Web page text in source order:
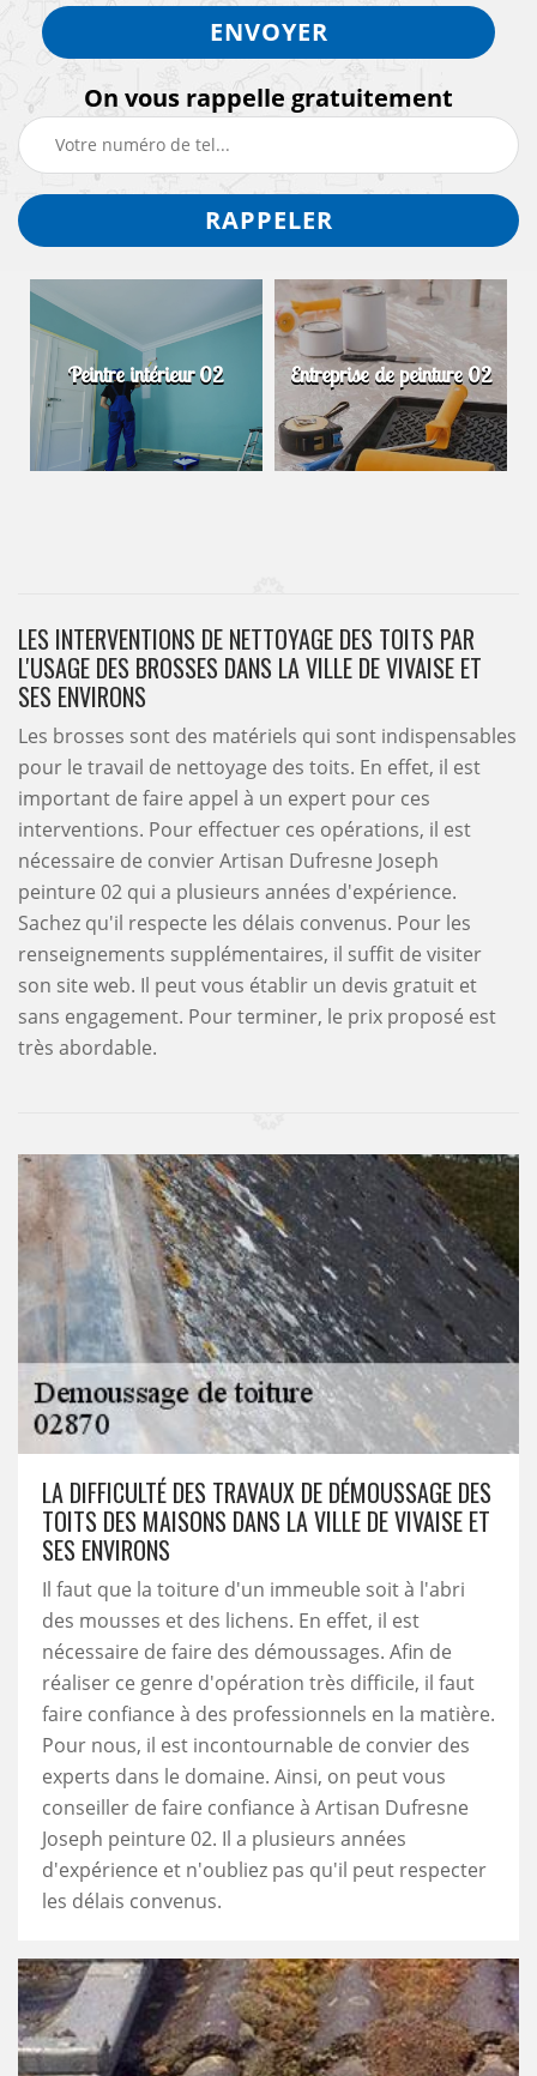
On vous rappelle gratuitement
Peintre intérieur 02 Entreprise de peinture 02
LES INTERVENTIONS DE NETTOYAGE DES TOITS PAR
L'USAGE DES BROSSES DANS LA VILLE DE VIVAISE ET
SES ENVIRONS
Les brosses sont des matériels qui sont indispensables
pour le travail de nettoyage des toits. En effet, il est
important de faire appel à un expert pour ces
interventions. Pour effectuer ces opérations, il est
nécessaire de convier Artisan Dufresne Joseph
peinture 02 qui a plusieurs années d'expérience.
Sachez qu'il respecte les délais convenus. Pour les
renseignements supplémentaires, il suffit de visiter
son site web. Il peut vous établir un devis gratuit et
sans engagement. Pour terminer, le prix proposé est
très abordable.
LA DIFFICULTÉ DES TRAVAUX DE DÉMOUSSAGE DES
TOITS DES MAISONS DANS LA VILLE DE VIVAISE ET
SES ENVIRONS
Il faut que la toiture d'un immeuble soit à l'abri
des mousses et des lichens. En effet, il est
nécessaire de faire des démoussages. Afin de
réaliser ce genre d'opération très difficile, il faut
faire confiance à des professionnels en la matière.
Pour nous, il est incontournable de convier des
experts dans le domaine. Ainsi, on peut vous
conseiller de faire confiance à Artisan Dufresne
Joseph peinture 02. Il a plusieurs années
d'expérience et n'oubliez pas qu'il peut respecter
les délais convenus.